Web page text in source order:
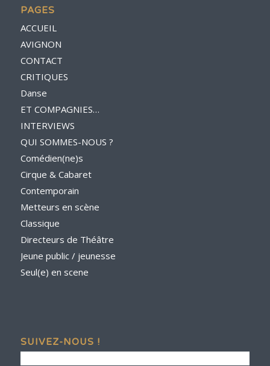
PAGES
ACCUEIL
AVIGNON
CONTACT
CRITIQUES
Danse
ET COMPAGNIES…
INTERVIEWS
QUI SOMMES-NOUS ?
Comédien(ne)s
Cirque & Cabaret
Contemporain
Metteurs en scène
Classique
Directeurs de Théâtre
Jeune public / jeunesse
Seul(e) en scene
SUIVEZ-NOUS !